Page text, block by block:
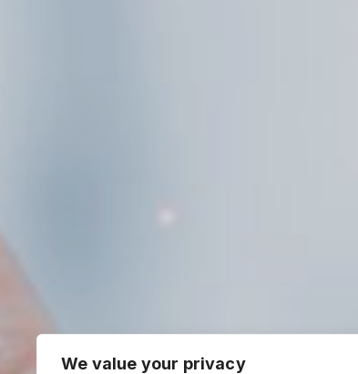
We value your privacy